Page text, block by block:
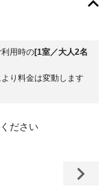
用時の[1室／大人2名
り料金は変動します
ださい